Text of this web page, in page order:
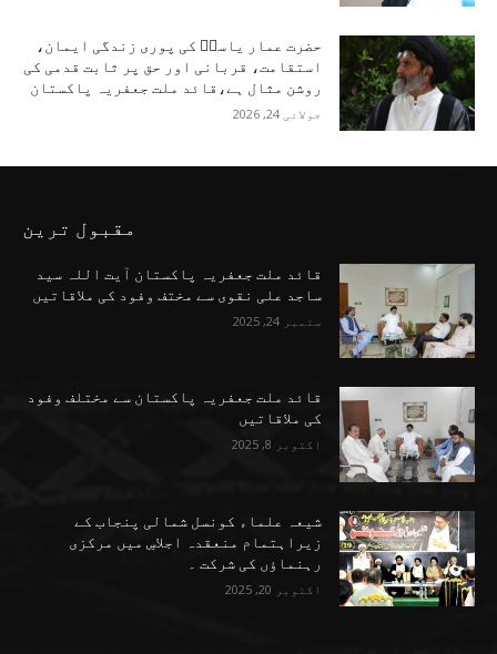
حضرت عمار یاسرؑ کی پوری زندگی ایمان،
استقامت، قربانی اور حق پر ثابت قدمی کی
روشن مثال ہے،قائد ملت جعفریہ پاکستان
جولائی 24, 2026
مقبول ترین
قائد ملت جعفریہ پاکستان آیت اللہ سید
ساجد علی نقوی سے مختف وفود کی ملاقاتیں
ستمبر 24, 2025
قائد ملت جعفریہ پاکستان سے مختلف وفود
کی ملاقاتیں
اکتوبر 8, 2025
شیعہ علماء کونسل شمالی پنجاب کے
زیراہتمام منعقدہ اجلاسِ میں مرکزی
رہنماؤں کی شرکت ۔
اکتوبر 20, 2025